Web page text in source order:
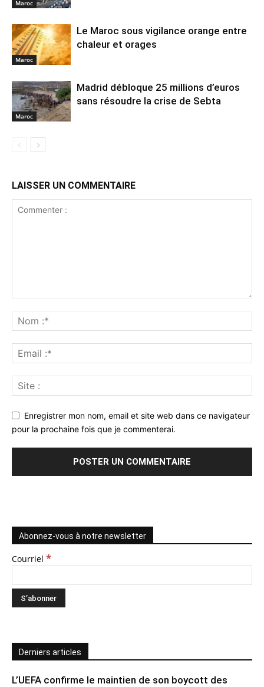
Maroc
Maroc
Le Maroc sous vigilance orange entre
chaleur et orages
Maroc
Madrid débloque 25 millions d’euros
sans résoudre la crise de Sebta
LAISSER UN COMMENTAIRE
Enregistrer mon nom, email et site web dans ce navigateur
pour la prochaine fois que je commenterai.
Abonnez-vous à notre newsletter
Courriel *
Derniers articles
L’UEFA confirme le maintien de son boycott des